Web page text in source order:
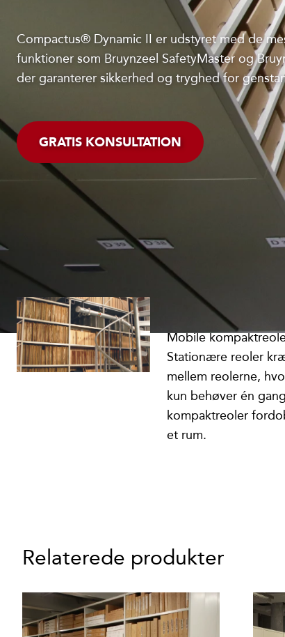
Compactus® Dynamic II er udstyret med de
funktioner som Bruynzeel SafetyMaster og
der garanterer sikkerhed og tryghed for
GRATIS KONSULTATION
MAKSIMER
Mobile
Stationære reoler
mellem reolerne,
kun behøver én
kompaktreoler
et rum.
Relaterede produkter